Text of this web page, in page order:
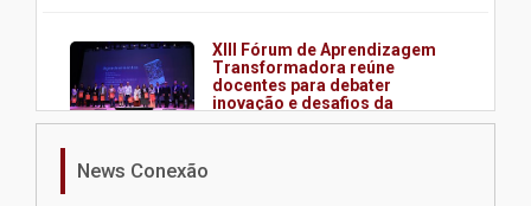
XIII Fórum de Aprendizagem
Transformadora reúne
docentes para debater
inovação e desafios da
educação superior
News Conexão